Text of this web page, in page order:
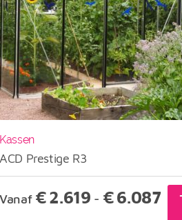
Kassen
ACD Prestige R3
Vanaf €2.619 - €6.087